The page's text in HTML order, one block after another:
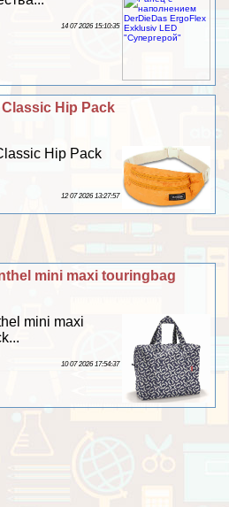
14 07 2026 15:10:35
Hip Pack
Hip Pack
12 07 2026 13:27:57
mini maxi touringbag
mini maxi
10 07 2026 17:54:37